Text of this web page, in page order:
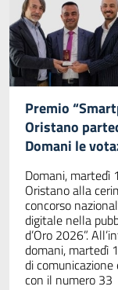
Premio
Oristano
Domani le
Domani, martedì
Oristano alla
concorso
digitale nella
d’Oro 2026”.
domani, martedì
di
con il numero 33